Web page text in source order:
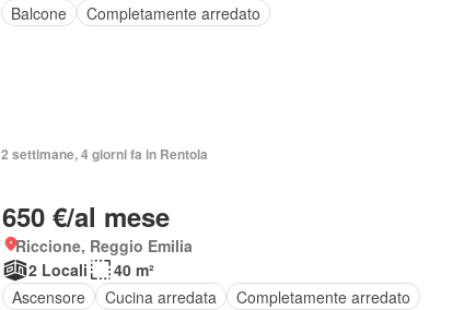
Balcone
Completamente arredato
2 settimane, 4 giorni fa in Rentola
650 €/al mese
Riccione, Reggio Emilia
2 Locali
40 m²
Ascensore
Cucina arredata Completamente arredato